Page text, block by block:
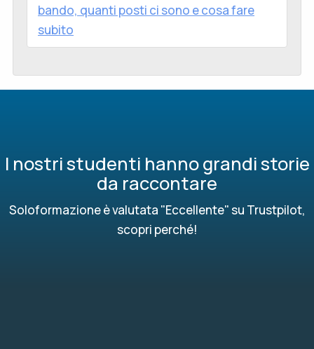
bando, quanti posti ci sono e cosa fare
subito
I nostri studenti hanno grandi storie
da raccontare
Soloformazione è valutata "Eccellente" su Trustpilot,
scopri perché!